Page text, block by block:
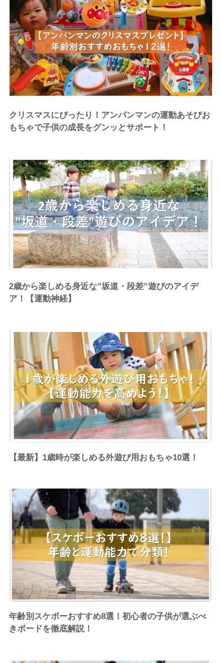
クリスマスにぴったり！アンパンマンの運動あそびお
もちゃで子供の成長をグンッとサポート！
2歳から楽しめる身近な”坂道・段差”遊びのアイデ
ア！【運動神経】
【最新】1歳時が楽しめる外遊び用おもちゃ10選！
年齢別スケボーおすすめ8選！初心者の子供が選ぶべ
きボードを徹底解説！